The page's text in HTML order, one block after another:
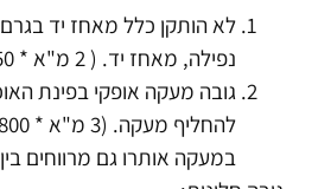
נפילה, מאחז יד. ( 2 מ"א * 350 ש"ח / מ"א = 700 ש"ח).
להחליף מעקה. (3 מ"א * 800 ש"ח / מ"א = 2400 ש"ח).
במעקה אותרו גם מרווחים בין רכיבי המעקה